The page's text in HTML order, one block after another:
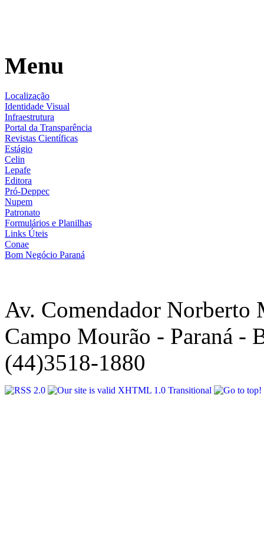
Menu
Localização
Identidade Visual
Infraestrutura
Portal da Transparência
Revistas Científicas
Estágio
Celin
Lepafe
Editora
Pró-Deppec
Nupem
Patronato
Formulários e Planilhas
Links Úteis
Conae
Bom Negócio Paraná
Av. Comendador Norberto
Campo Mourão - Paraná -
(44)3518-1880